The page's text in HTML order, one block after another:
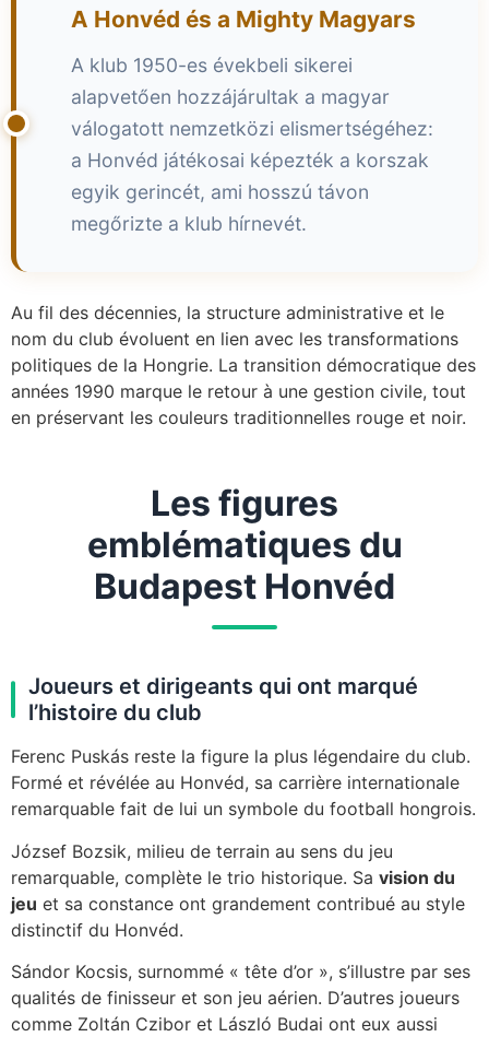
A Honvéd és a Mighty Magyars
A klub 1950-es évekbeli sikerei
alapvetően hozzájárultak a magyar
válogatott nemzetközi elismertségéhez:
a Honvéd játékosai képezték a korszak
egyik gerincét, ami hosszú távon
megőrizte a klub hírnevét.
Au fil des décennies, la structure administrative et le
nom du club évoluent en lien avec les transformations
politiques de la Hongrie. La transition démocratique des
années 1990 marque le retour à une gestion civile, tout
en préservant les couleurs traditionnelles rouge et noir.
Les figures
emblématiques du
Budapest Honvéd
Joueurs et dirigeants qui ont marqué
l’histoire du club
Ferenc Puskás reste la figure la plus légendaire du club.
Formé et révélée au Honvéd, sa carrière internationale
remarquable fait de lui un symbole du football hongrois.
József Bozsik, milieu de terrain au sens du jeu
remarquable, complète le trio historique. Sa vision du
jeu et sa constance ont grandement contribué au style
distinctif du Honvéd.
Sándor Kocsis, surnommé « tête d’or », s’illustre par ses
qualités de finisseur et son jeu aérien. D’autres joueurs
comme Zoltán Czibor et László Budai ont eux aussi